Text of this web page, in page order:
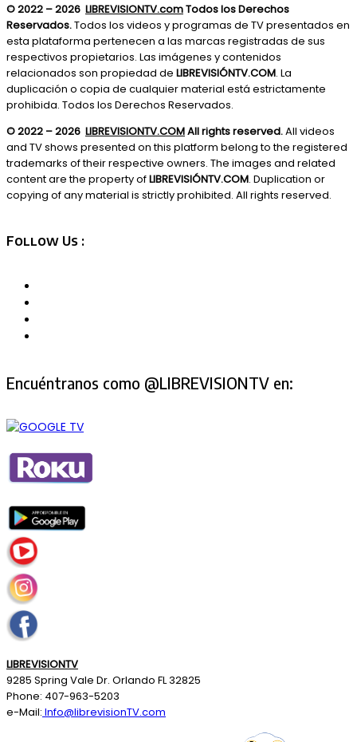
© 2022 – 2026 LIBREVISIONTV.comTodos los Derechos
Reservados.Todos los videos y programas de TV presentados en
esta plataforma pertenecen a las marcas registradas de sus
respectivos propietarios. Las imágenes y contenidos
relacionados son propiedad de LIBREVISIÓNTV.COM. La
duplicación o copia de cualquier material está estrictamente
prohibida. Todos los Derechos Reservados.
© 2022 – 2026 LIBREVISIONTV.COMAll rights reserved.All videos
and TV shows presented on this platform belong to the registered
trademarks of their respective owners. The images and related
content are the property ofLIBREVISIÓNTV.COM. Duplication or
copying of any material is strictly prohibited. All rights reserved.
Follow Us :
Encuéntranos como @LIBREVISIONTV en:
LIBREVISIONTV
9285 Spring Vale Dr. Orlando FL 32825
Phone: 407-963-5203
e-Mail: Info@librevisionTV.com